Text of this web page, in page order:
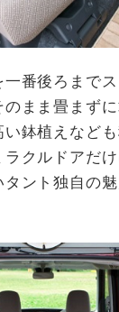
一番後ろまで
まま畳まず
鉢植えなど
クルドアだ
ント独自の